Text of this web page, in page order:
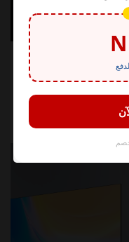
Metallic Bezel-less
visible viewing